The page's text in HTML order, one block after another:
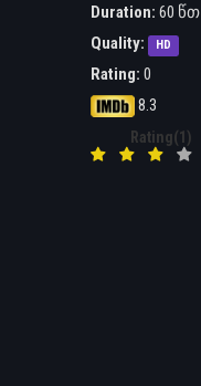
Duration: 60 წთ
Quality:
HD
Rating: 0
8.3
Rating(1)